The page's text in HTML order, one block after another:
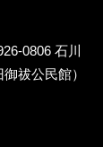
0806 石川
祓公民館）